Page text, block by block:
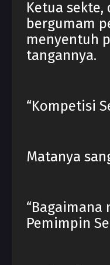
Ketua
bergumam
menyentuh
tangannya.
“Kompetisi
Matanya
“Bagaimana
Pemimpin